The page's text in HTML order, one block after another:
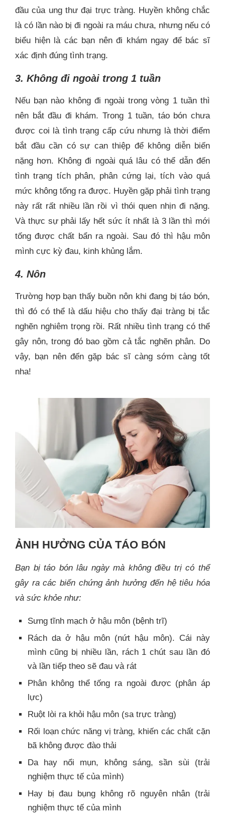
đầu của ung thư đại trực tràng. Huyền không chắc
là có lần nào bị đi ngoài ra máu chưa, nhưng nếu có
biểu hiện là các bạn nên đi khám ngay để bác sĩ
xác định đúng tình trạng.
3. Không đi ngoài trong 1 tuần
Nếu bạn nào không đi ngoài trong vòng 1 tuần thì
nên bắt đầu đi khám. Trong 1 tuần, táo bón chưa
được coi là tình trạng cấp cứu nhưng là thời điểm
bắt đầu cần có sự can thiệp để không diễn biến
nặng hơn. Không đi ngoài quá lâu có thể dẫn đến
tình trạng tích phân, phân cứng lại, tích vào quá
mức không tống ra được. Huyền gặp phải tình trạng
này rất rất nhiều lần rồi vì thói quen nhịn đi nặng.
Và thực sự phải lấy hết sức ít nhất là 3 lần thì mới
tống được chất bẩn ra ngoài. Sau đó thì hậu môn
mình cực kỳ đau, kinh khủng lắm.
4. Nôn
Trường hợp bạn thấy buồn nôn khi đang bị táo bón,
thì đó có thể là dấu hiệu cho thấy đại tràng bị tắc
nghẽn nghiêm trọng rồi. Rất nhiều tình trạng có thể
gây nôn, trong đó bao gồm cả tắc nghẽn phân. Do
vậy, bạn nên đến gặp bác sĩ càng sớm càng tốt
nha!
ẢNH HƯỞNG CỦA TÁO BÓN
Bạn bị táo bón lâu ngày mà không điều trị có thể
gây ra các biến chứng ảnh hưởng đến hệ tiêu hóa
và sức khỏe như:
Sưng tĩnh mạch ở hậu môn (bệnh trĩ)
Rách da ở hậu môn (nứt hậu môn). Cái này
mình cũng bị nhiều lần, rách 1 chút sau lần đó
và lần tiếp theo sẽ đau và rát
Phân không thể tống ra ngoài được (phân áp
lực)
Ruột lòi ra khỏi hậu môn (sa trực tràng)
Rối loạn chức năng vị tràng, khiến các chất cặn
bã không được đào thải
Da hay nổi mụn, không sáng, sần sùi (trải
nghiệm thực tế của mình)
Hay bị đau bụng không rõ nguyên nhân (trải
nghiệm thực tế của mình